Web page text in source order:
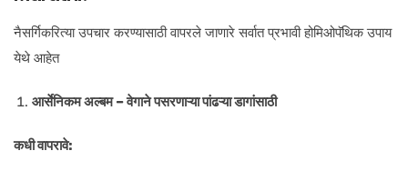
नैसर्गिकरित्या उपचार करण्यासाठी वापरले जाणारे सर्वात प्रभावी होमिओपॅथिक उपाय
येथे आहेत
आर्सेनिकम अल्बम – वेगाने पसरणाऱ्या पांढऱ्या डागांसाठी
कधी वापरावे: